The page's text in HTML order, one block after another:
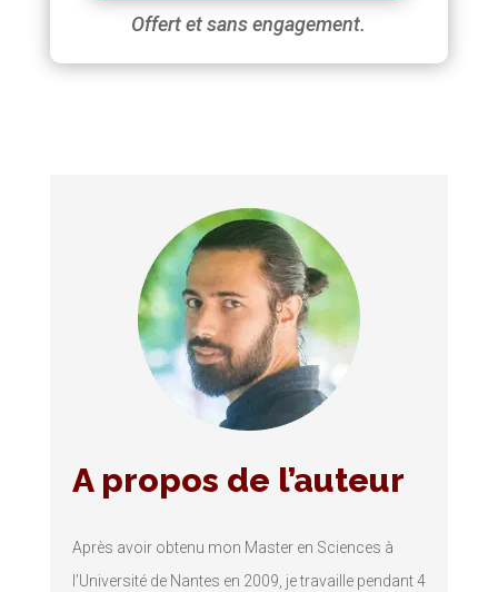
Offert et sans engagement.
A propos de l’auteur
Après avoir obtenu mon Master en Sciences à
l’Université de Nantes en 2009, je travaille pendant 4